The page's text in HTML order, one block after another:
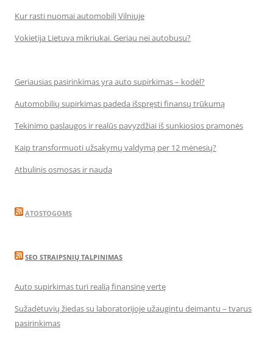
Kur rasti nuomai automobilį Vilniuje
Vokietija Lietuva mikriukai. Geriau nei autobusu?
Geriausias pasirinkimas yra auto supirkimas – kodėl?
Automobilių supirkimas padeda išspręsti finansų trūkumą
Tekinimo paslaugos ir realūs pavyzdžiai iš sunkiosios pramonės
Kaip transformuoti užsakymų valdymą per 12 mėnesių?
Atbulinis osmosas ir nauda
ATOSTOGOMS
SEO STRAIPSNIŲ TALPINIMAS
Auto supirkimas turi realią finansinę vertę
Sužadėtuvių žiedas su laboratorijoje užaugintu deimantu – tvarus
pasirinkimas